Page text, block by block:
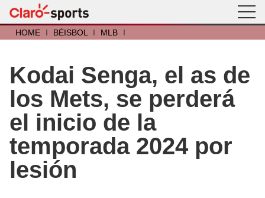
HOME I BÉISBOL I MLB I
Kodai Senga, el as de
los Mets, se perderá
el inicio de la
temporada 2024 por
lesión